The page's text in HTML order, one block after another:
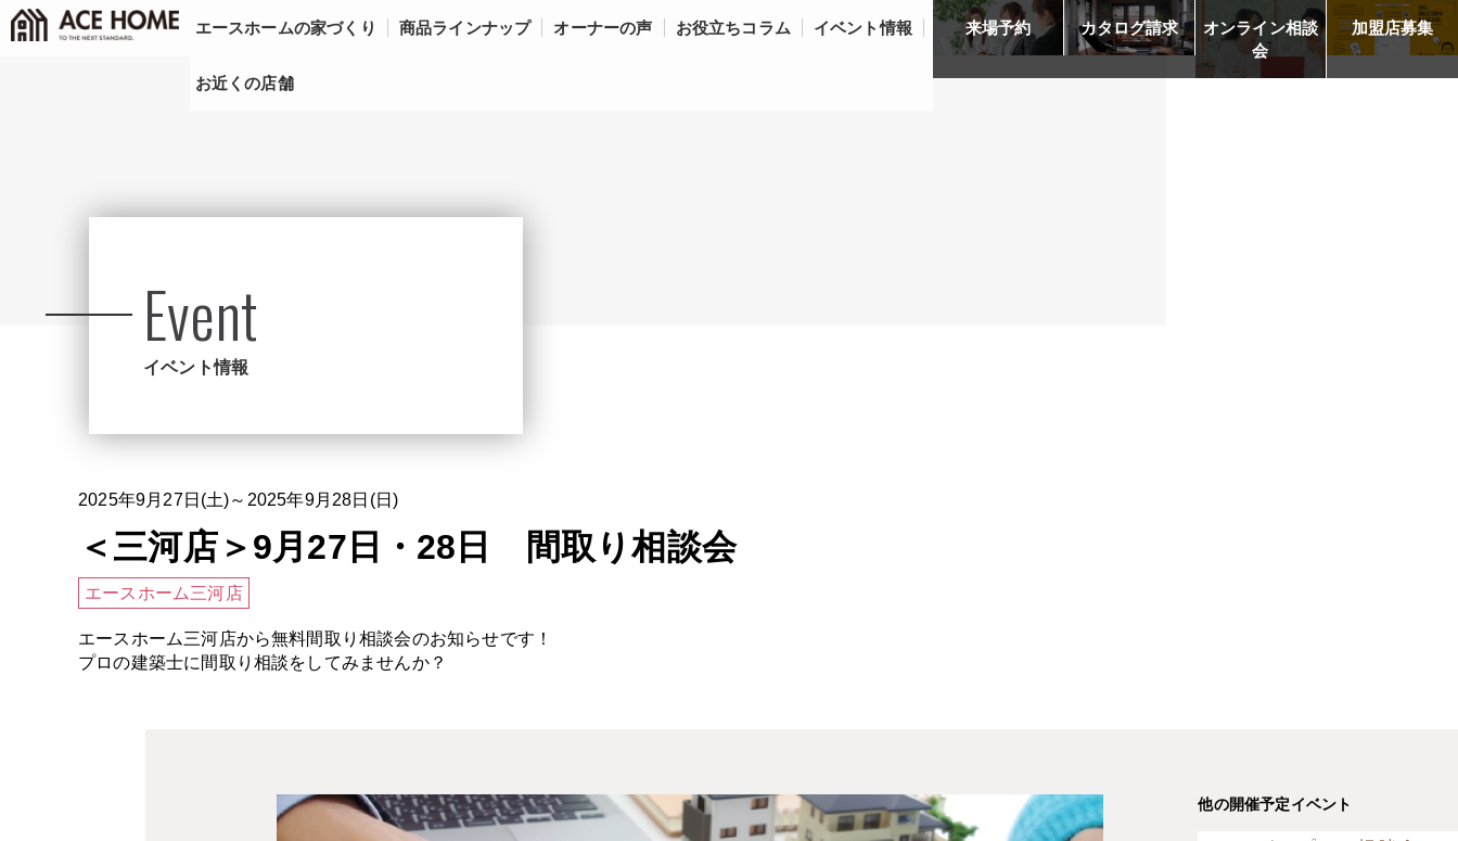
エースホームの家づくり 商品ラインナップ オーナーの声 お役立ちコラム イベント情報
お近くの店舗
来場予約 カタログ請求
オンライン相談
会
加盟店募集
Event
イベント情報
2025年9月27日(土)～2025年9月28日(日)
＜三河店＞9月27日・28日 間取り相談会
エースホーム三河店
エースホーム三河店から無料間取り相談会のお知らせです！
プロの建築士に間取り相談をしてみませんか？
他の開催予定イベント